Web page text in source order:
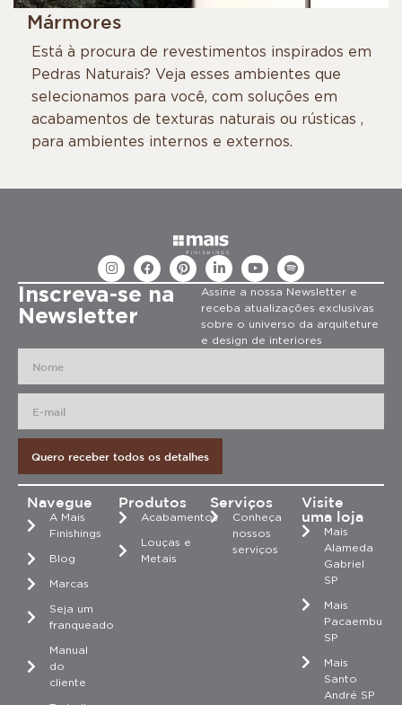
Mármores
Está à procura de revestimentos inspirados em
Pedras Naturais? Veja esses ambientes que
selecionamos para você, com soluções em
acabamentos de texturas naturais ou rústicas ,
para ambientes internos e externos.
Inscreva-se na
Newsletter
Assine a nossa Newsletter e
receba atualizações exclusivas
sobre o universo da arquiteture
e design de interiores
Quero receber todos os detalhes
Navegue
A Mais
Finishings
Blog
Marcas
Seja um
franqueado
Manual
do
cliente
Produtos
Acabamentos
Louças e
Metais
Serviços
Conheça
nossos
serviços
Visite
uma loja
Mais
Alameda
Gabriel
SP
Mais
Pacaembu
SP
Mais
Santo
André SP